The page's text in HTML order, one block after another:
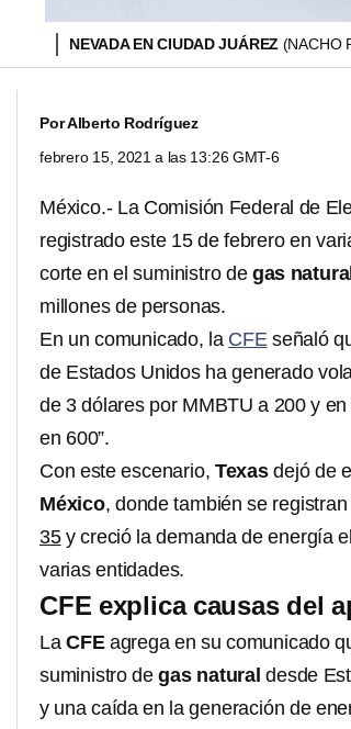
NEVADA EN CIUDAD JUÁREZ (NACHO
PorAlberto Rodríguez
febrero 15, 2021 a las 13:26 GMT-6
México.- La Comisión Federal de
registrado este 15 de febrero en
corte en el suministro de gas natural
millones de personas.
En un comunicado, la CFEseñaló
de Estados Unidos ha generado
de 3 dólares por MMBTU a 200 y
en 600”.
Con este escenario, Texasdejó de
México, donde también se
35y creció la demanda de energía
varias entidades.
CFE explica causas del
La CFEagrega en su comunicado
suministro degas natural desde
y una caída en la generación de